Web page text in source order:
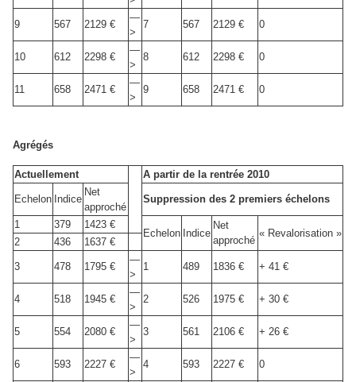
9 567 2129 €
—
>
7 567 2129 € 0
10 612 2298 €
—
>
8 612 2298 € 0
11 658 2471 €
—
>
9 658 2471 € 0
Agrégés
Actuellement A partir de la rentrée 2010
Echelon Indice
Net
approché
Suppression des 2 premiers échelons
1 379 1423 €
Echelon Indice
Net
approché
« Revalorisation »
2 436 1637 €
3 478 1795 €
—
>
1 489 1836 € + 41 €
4 518 1945 €
—
>
2 526 1975 € + 30 €
5 554 2080 €
—
>
3 561 2106 € + 26 €
6 593 2227 €
—
>
4 593 2227 € 0